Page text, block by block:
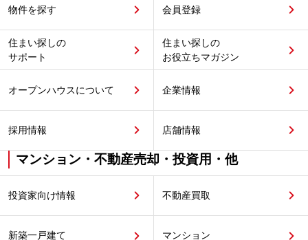
物件を探す 会員登録
住まい探しの
サポート
住まい探しの
お役立ちマガジン
オープンハウスについて 企業情報
採用情報 店舗情報
マンション・不動産売却・投資用・他
投資家向け情報 不動産買取
新築一戸建て マンション